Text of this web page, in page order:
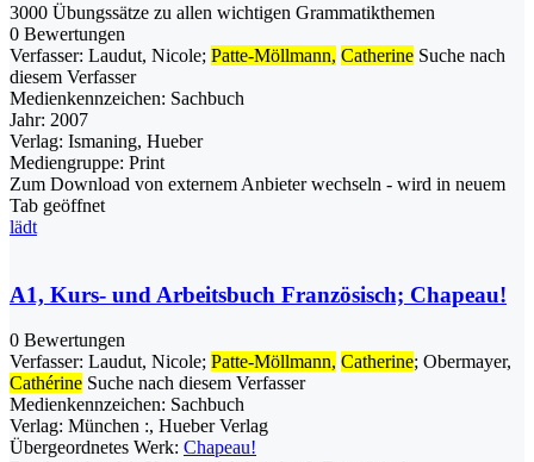
3000 Übungssätze zu allen wichtigen Grammatikthemen
0 Bewertungen
Verfasser: Laudut, Nicole; Patte-Möllmann, Catherine Suche nach
diesem Verfasser
Medienkennzeichen: Sachbuch
Jahr: 2007
Verlag: Ismaning, Hueber
Mediengruppe: Print
Zum Download von externem Anbieter wechseln - wird in neuem
Tab geöffnet
lädt
A1, Kurs- und Arbeitsbuch Französisch; Chapeau!
0 Bewertungen
Verfasser: Laudut, Nicole; Patte-Möllmann, Catherine; Obermayer,
Cathérine Suche nach diesem Verfasser
Medienkennzeichen: Sachbuch
Verlag: München :, Hueber Verlag
Übergeordnetes Werk: Chapeau!